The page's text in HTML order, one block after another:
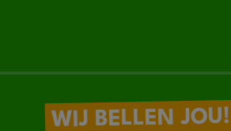
WIJ BELLEN JOU!